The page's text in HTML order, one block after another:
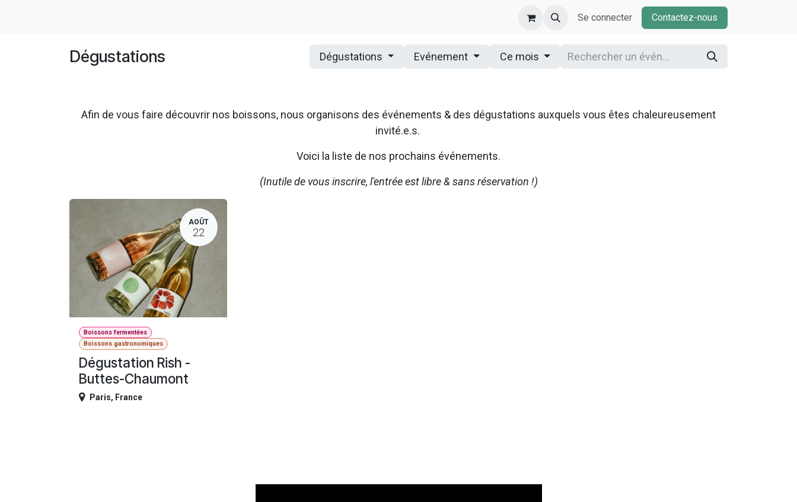
Se connecter Contactez-nous
Dégustations Dégustations Evénement Ce mois
Afin de vous faire découvrir nos boissons, nous organisons des événements & des dégustations auxquels vous êtes chaleureusement
invité.e.s.
Voici la liste de nos prochains événements.
(Inutile de vous inscrire, l'entrée est libre & sans réservation !)
AOÛT
22
Boissons fermentées
Boissons gastronomiques
Dégustation Rish -
Buttes-Chaumont
Paris, France